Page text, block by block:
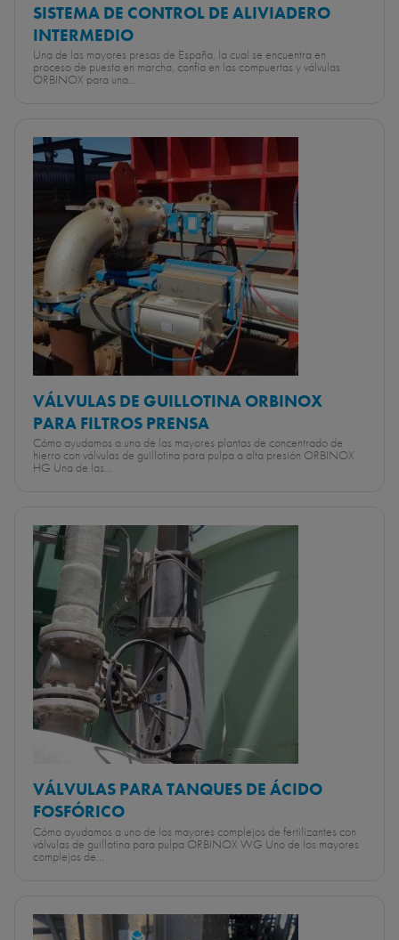
SISTEMA DE CONTROL DE ALIVIADERO
INTERMEDIO
Una de las mayores presas de España, la cual se encuentra en
proceso de puesta en marcha, confía en las compuertas y válvulas
ORBINOX para una...
VÁLVULAS DE GUILLOTINA ORBINOX
PARA FILTROS PRENSA
Cómo ayudamos a una de las mayores plantas de concentrado de
hierro con válvulas de guillotina para pulpa a alta presión ORBINOX
HG Una de las...
VÁLVULAS PARA TANQUES DE ÁCIDO
FOSFÓRICO
Cómo ayudamos a uno de los mayores complejos de fertilizantes con
válvulas de guillotina para pulpa ORBINOX WG Uno de los mayores
complejos de...